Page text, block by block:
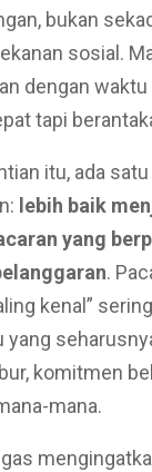
bukan
sosial.
dengan
tapi
itu, ada
lebih baik
yang
.
kenal”
yang
komitmen
mana.